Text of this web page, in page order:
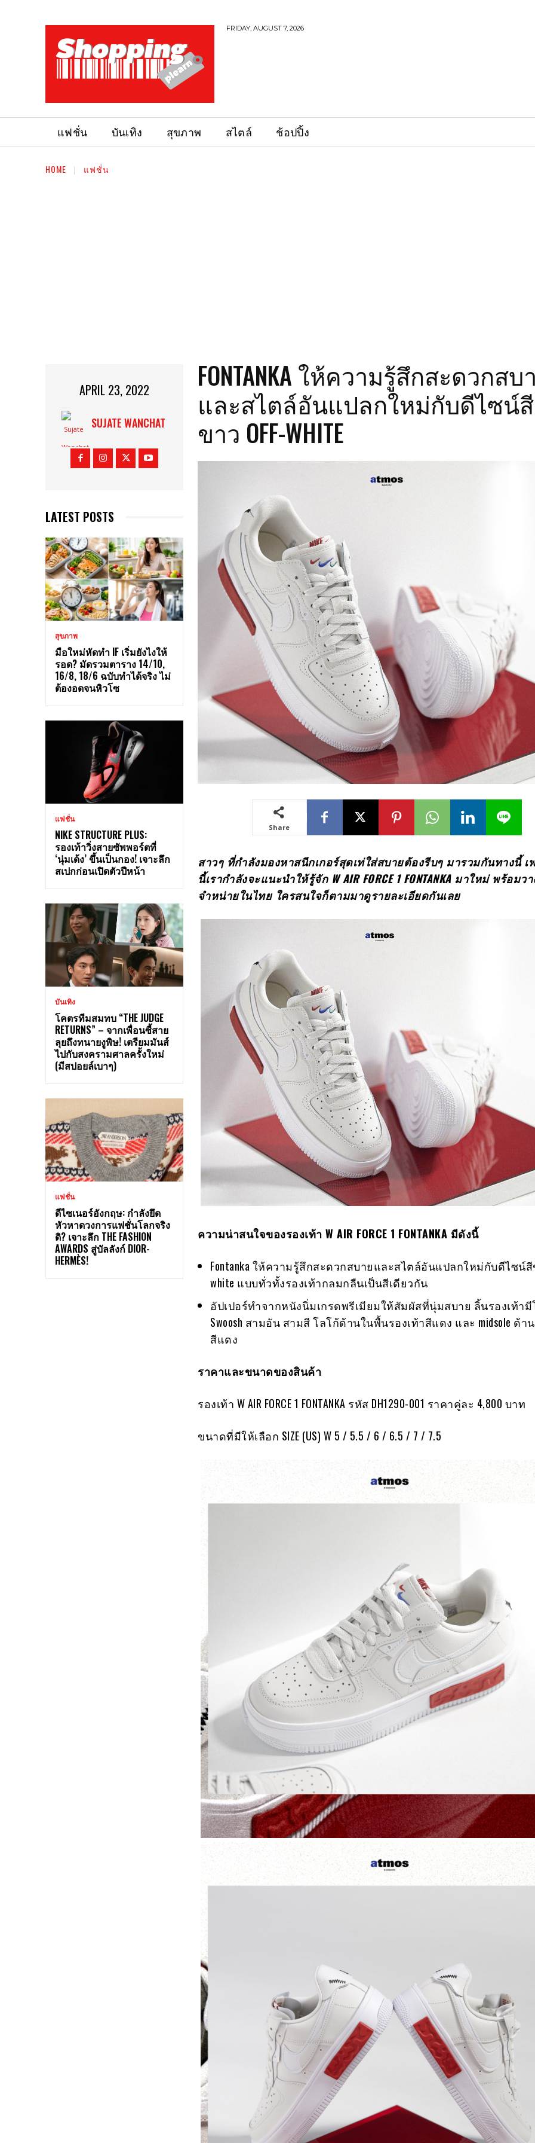
FRIDAY, AUGUST 7, 2026
แฟชั่น บันเทิง สุขภาพ สไตล์ ช้อปปิ้ง
HOME แฟชั่น
APRIL 23, 2022
SUJATE WANCHAT
LATEST POSTS
สุขภาพ
มือใหม่หัดทำ IF เริ่มยังไงให้
รอด? มัดรวมตาราง 14/10,
16/8, 18/6 ฉบับทำได้จริง ไม่
ต้องอดจนหิวโซ
แฟชั่น
NIKE STRUCTURE PLUS:
รองเท้าวิ่งสายซัพพอร์ตที่
‘นุ่มเด้ง’ ขึ้นเป็นกอง! เจาะลึก
สเปกก่อนเปิดตัวปีหน้า
บันเทิง
โคตรทีมสมทบ “THE JUDGE
RETURNS” – จากเพื่อนซี้สาย
ลุยถึงทนายงูพิษ! เตรียมมันส์
ไปกับสงครามศาลครั้งใหม่
(มีสปอยล์เบาๆ)
แฟชั่น
ดีไซเนอร์อังกฤษ: กำลังยึด
หัวหาดวงการแฟชั่นโลกจริง
ดิ? เจาะลึก THE FASHION
AWARDS สู่บัลลังก์ DIOR-
HERMÈS!
FONTANKA ให้ความรู้สึกสะดวกสบ
และสไตล์อันแปลกใหม่กับดีไซน์สี
ขาว OFF-WHITE
Share
สาวๆ ที่กำลังมองหาสนีกเกอร์สุดเท่ใส่สบายต้องรีบๆ มารวมกันทางนี้ เ
นี้เรากำลังจะแนะนำให้รู้จัก W AIR FORCE1FONTANKA มาใหม่ พร้อมว
จำหน่ายในไทย ใครสนใจก็ตามมาดูรายละเอียดกันเลย
ความน่าสนใจของรองเท้าW AIR FORCE 1 FONTANKA มีดังนี้
Fontanka ให้ความรู้สึกสะดวกสบายและสไตล์อันแปลกใหม่กับดีไซน์
white แบบทั่วทั้งรองเท้ากลมกลืนเป็นสีเดียวกัน
อัปเปอร์ทำจากหนังนิ่มเกรดพรีเมียมให้สัมผัสที่นุ่มสบาย ลิ้นรองเท้ามี
Swoosh สามอัน สามสี โลโก้ด้านในพื้นรองเท้าสีแดง และ midsole ด้า
สีแดง
ราคาและขนาดของสินค้า
รองเท้า W AIR FORCE 1 FONTANKA รหัส DH1290-001 ราคาคู่ละ 4,800 บาท
ขนาดที่มีให้เลือก SIZE (US) W 5 / 5.5 / 6 / 6.5 / 7 / 7.5